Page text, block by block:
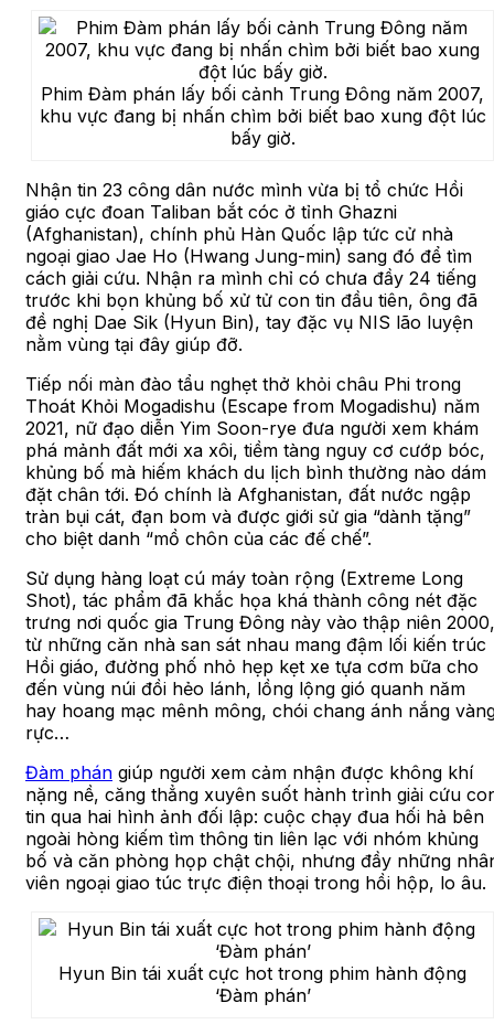
Phim Đàm phán lấy bối cảnh Trung Đông năm 2007,
khu vực đang bị nhấn chìm bởi biết bao xung đột lúc
bấy giờ.
Nhận tin 23 công dân nước mình vừa bị tổ chức Hồi
giáo cực đoan Taliban bắt cóc ở tỉnh Ghazni
(Afghanistan), chính phủ Hàn Quốc lập tức cử nhà
ngoại giao Jae Ho (Hwang Jung-min) sang đó để tìm
cách giải cứu. Nhận ra mình chỉ có chưa đầy 24 tiếng
trước khi bọn khủng bố xử tử con tin đầu tiên, ông đã
đề nghị Dae Sik (Hyun Bin), tay đặc vụ NIS lão luyện
nằm vùng tại đây giúp đỡ.
Tiếp nối màn đào tẩu nghẹt thở khỏi châu Phi trong
Thoát Khỏi Mogadishu (Escape from Mogadishu) năm
2021, nữ đạo diễn Yim Soon-rye đưa người xem khám
phá mảnh đất mới xa xôi, tiềm tàng nguy cơ cướp bóc,
khủng bố mà hiếm khách du lịch bình thường nào dám
đặt chân tới. Đó chính là Afghanistan, đất nước ngập
tràn bụi cát, đạn bom và được giới sử gia “dành tặng”
cho biệt danh “mồ chôn của các đế chế”.
Sử dụng hàng loạt cú máy toàn rộng (Extreme Long
Shot), tác phẩm đã khắc họa khá thành công nét đặc
trưng nơi quốc gia Trung Đông này vào thập niên 2000,
từ những căn nhà san sát nhau mang đậm lối kiến trúc
Hồi giáo, đường phố nhỏ hẹp kẹt xe tựa cơm bữa cho
đến vùng núi đồi hẻo lánh, lồng lộng gió quanh năm
hay hoang mạc mênh mông, chói chang ánh nắng
rực…
Đàm phán giúp người xem cảm nhận được không khí
nặng nề, căng thẳng xuyên suốt hành trình giải cứu
tin qua hai hình ảnh đối lập: cuộc chạy đua hối hả bên
ngoài hòng kiếm tìm thông tin liên lạc với nhóm khủng
bố và căn phòng họp chật chội, nhưng đầy những
viên ngoại giao túc trực điện thoại trong hồi hộp, lo âu.
Hyun Bin tái xuất cực hot trong phim hành động
‘Đàm phán’